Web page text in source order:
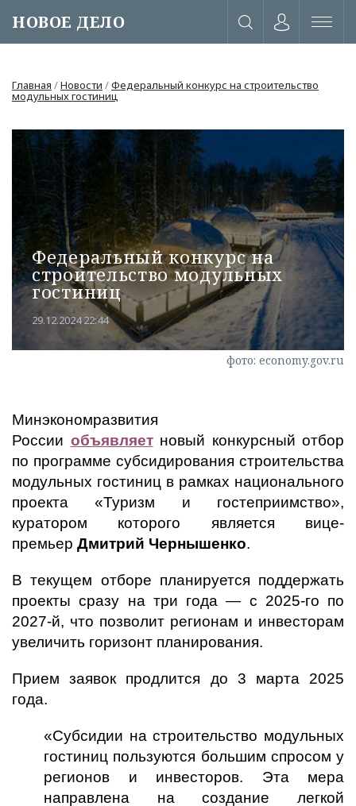
НОВОЕ ДЕЛО
или через соц. сети
Главная /Новости /Федеральный конкурс на строительство
модульных гостиниц
Федеральный конкурс на
строительство модульных
гостиниц
29.12.2024 22:44
фото: economy.gov.ru
Минэкономразвития
России объявляетновый конкурсный отбор
по программе субсидирования строительства
модульных гостиниц в рамках национального
проекта «Туризм и гостеприимство»,
куратором которого является вице-
премьер Дмитрий Чернышенко.
В текущем отборе планируется поддержать
проекты сразу на три года — с 2025-го по
2027-й, что позволит регионам и инвесторам
увеличить горизонт планирования.
Прием заявок продлится до 3 марта 2025
года.
«Субсидии на строительство модульных
гостиниц пользуются большим спросом у
регионов и инвесторов. Эта мера
направлена на создание легкой